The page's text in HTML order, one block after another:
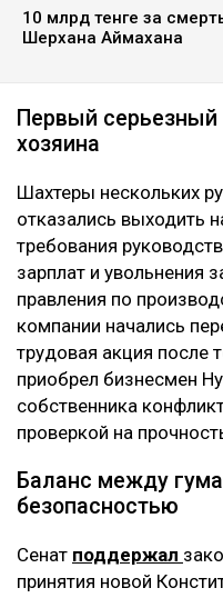
10 млрд тенге за
Шерхана Аймахана
Первый серьезный
хозяина
Шахтеры нескольких
отказались выходить
требования
зарплат и увольнения
правления по
компании начались
трудовая акция после
приобрел бизнесмен
собственника
проверкой на
Баланс между
безопасностью
Сенат поддержал
принятия новой